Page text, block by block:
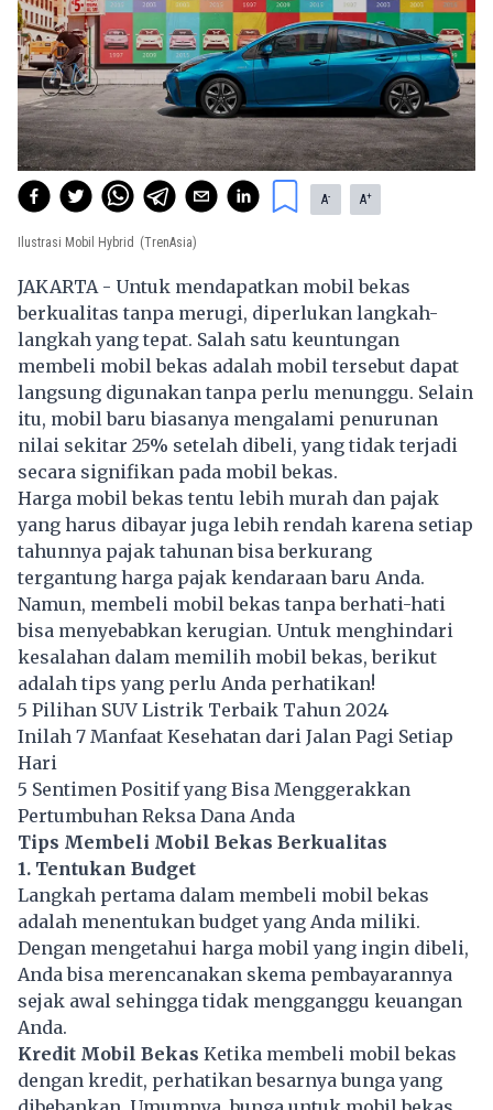
A- A+
Ilustrasi Mobil Hybrid (TrenAsia)
JAKARTA - Untuk mendapatkan mobil bekas
berkualitas tanpa merugi, diperlukan langkah-
langkah yang tepat. Salah satu keuntungan
membeli mobil bekas adalah mobil tersebut dapat
langsung digunakan tanpa perlu menunggu. Selain
itu, mobil baru biasanya mengalami penurunan
nilai sekitar 25% setelah dibeli, yang tidak terjadi
secara signifikan pada mobil bekas.
Harga mobil bekas tentu lebih murah dan pajak
yang harus dibayar juga lebih rendah karena setiap
tahunnya pajak tahunan bisa berkurang
tergantung harga pajak kendaraan baru Anda.
Namun, membeli mobil bekas tanpa berhati-hati
bisa menyebabkan kerugian. Untuk menghindari
kesalahan dalam memilih mobil bekas, berikut
adalah tips yang perlu Anda perhatikan!
5 Pilihan SUV Listrik Terbaik Tahun 2024
Inilah 7 Manfaat Kesehatan dari Jalan Pagi Setiap
Hari
5 Sentimen Positif yang Bisa Menggerakkan
Pertumbuhan Reksa Dana Anda
Tips Membeli Mobil Bekas Berkualitas
1. Tentukan Budget
Langkah pertama dalam membeli mobil bekas
adalah menentukan budget yang Anda miliki.
Dengan mengetahui harga mobil yang ingin dibeli,
Anda bisa merencanakan skema pembayarannya
sejak awal sehingga tidak mengganggu keuangan
Anda.
Kredit Mobil Bekas Ketika membeli mobil bekas
dengan kredit, perhatikan besarnya bunga yang